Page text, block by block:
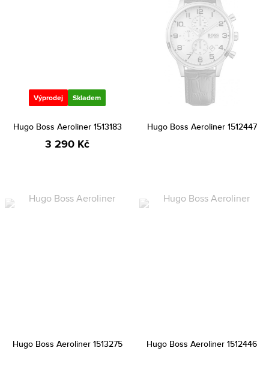
Výprodej Skladem
Hugo Boss Aeroliner 1513183
3 290 Kč
Hugo Boss Aeroliner 1512447
Hugo Boss Aeroliner 1513275 Hugo Boss Aeroliner 1512446